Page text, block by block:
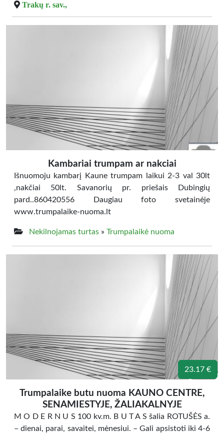
Trakų r. sav.,
Kambariai trumpam ar nakciai
Išnuomoju kambarį Kaune trumpam laikui 2-3 val 30lt
,nakčiai 50lt. Savanorių pr. priešais Dubingių
pard..860420556 Daugiau foto svetainėje
www.trumpalaike-nuoma.lt
Nekilnojamas turtas » Trumpalaikė nuoma
23.17 €
Trumpalaike butu nuoma KAUNO CENTRE,
SENAMIESTYJE, ŽALIAKALNYJE
M O D E R N U S 100 kv.m. B U T A S šalia ROTUŠĖS a.
– dienai, parai, savaitei, mėnesiui. – Gali apsistoti iki 4-6